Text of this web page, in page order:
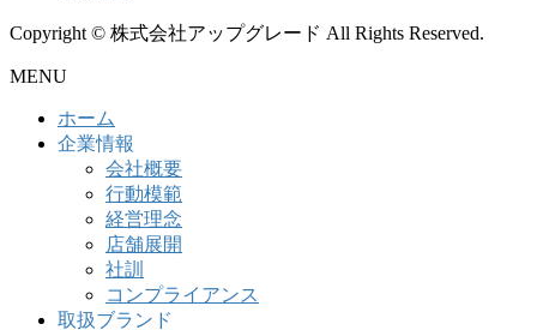
Copyright © 株式会社アップグレード All Rights Reserved.
MENU
ホーム
企業情報
会社概要
行動模範
経営理念
店舗展開
社訓
コンプライアンス
取扱ブランド